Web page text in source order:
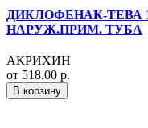
ДИКЛОФЕНАК-ТЕВА
НАРУЖ.ПРИМ. ТУБА
АКРИХИН
от 518.00 р.
В корзину